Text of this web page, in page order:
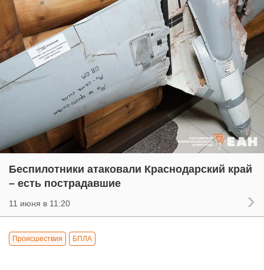
Беспилотники атаковали Краснодарский край
– есть пострадавшие
11 июня в 11:20
Происшествия БПЛА